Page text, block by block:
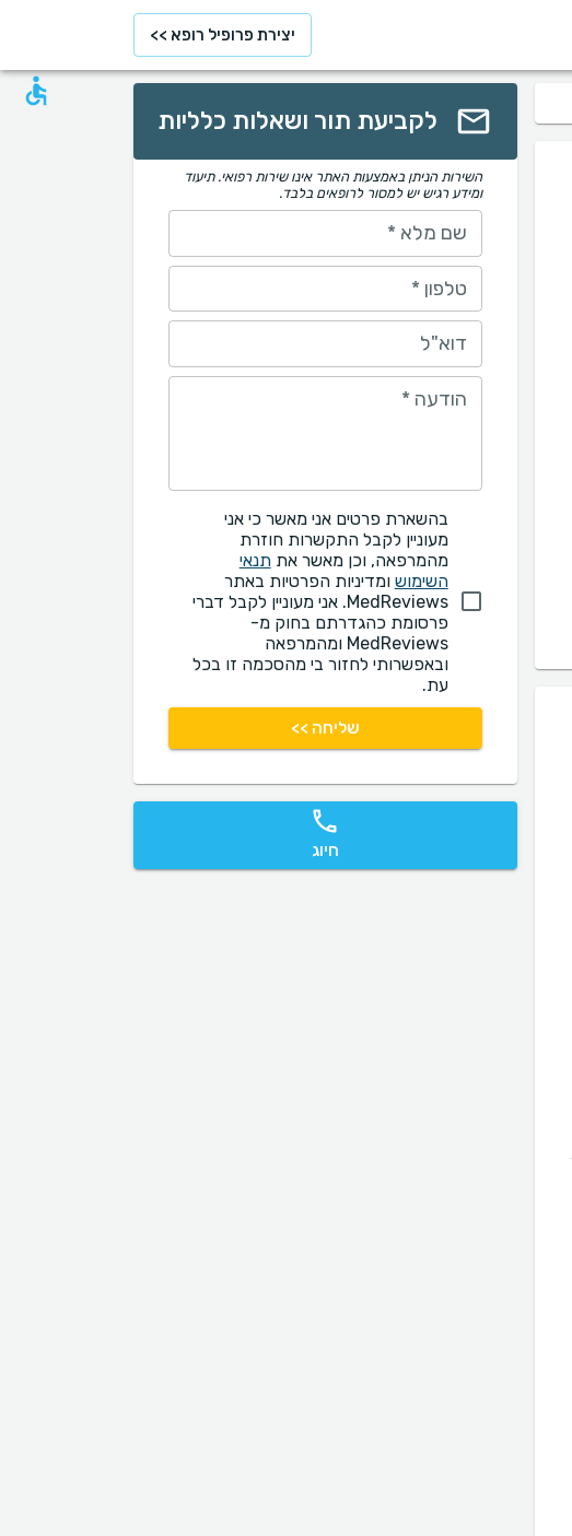
יצירת פרופיל רופא >>
לקביעת תור ושאלות כלליות
השירות הניתן באמצעות האתר אינו שירות רפואי. תיעוד
ומידע רגיש יש למסור לרופאים בלבד.
שם מלא *
טלפון *
דוא"ל
הודעה *
בהשארת פרטים אני מאשר כי אני
מעוניין לקבל התקשרות חוזרת
מהמרפאה, וכן מאשר אתתנאי
השימוש ומדיניות הפרטיות באתר
MedReviews. אני מעוניין לקבל דברי
פרסומת כהגדרתם בחוק מ-
MedReviews ומהמרפאה
ובאפשרותי לחזור בי מהסכמה זו בכל
עת.
שליחה >>
חיוג